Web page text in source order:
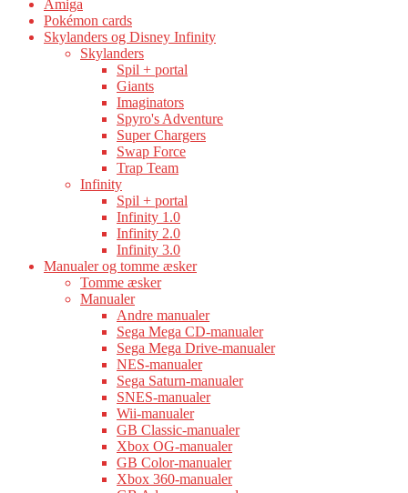
Amiga
Pokémon cards
Skylanders og Disney Infinity
Skylanders
Spil + portal
Giants
Imaginators
Spyro's Adventure
Super Chargers
Swap Force
Trap Team
Infinity
Spil + portal
Infinity 1.0
Infinity 2.0
Infinity 3.0
Manualer og tomme æsker
Tomme æsker
Manualer
Andre manualer
Sega Mega CD-manualer
Sega Mega Drive-manualer
NES-manualer
Sega Saturn-manualer
SNES-manualer
Wii-manualer
GB Classic-manualer
Xbox OG-manualer
GB Color-manualer
Xbox 360-manualer